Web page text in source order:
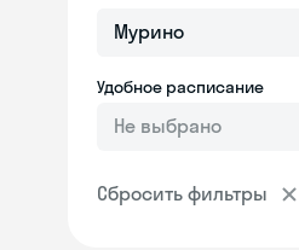
Удобное расписание
Не выбрано
Сбросить фильтры